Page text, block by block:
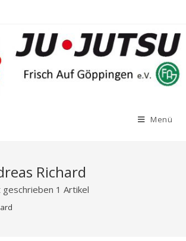
Menü
Richard
1 Artikel